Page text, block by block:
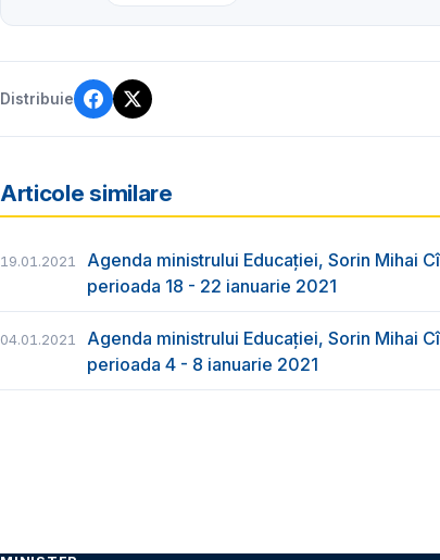
Distribuie
Articole similare
19.01.2021
Agenda ministrului Educației, Sorin Mihai
perioada 18 - 22 ianuarie 2021
04.01.2021
Agenda ministrului Educației, Sorin Mihai
perioada 4 - 8 ianuarie 2021